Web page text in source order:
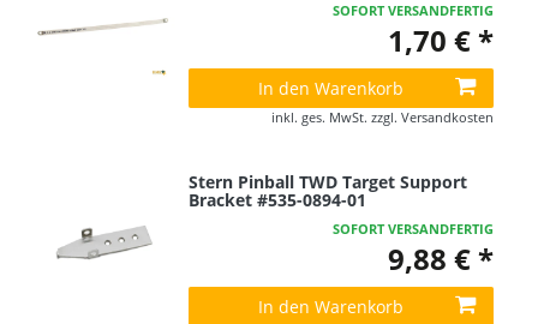
SOFORT VERSANDFERTIG
1,70 € *
In den Warenkorb
inkl. ges. MwSt. zzgl. Versandkosten
Stern Pinball TWD Target Support
Bracket #535-0894-01
SOFORT VERSANDFERTIG
9,88 € *
In den Warenkorb